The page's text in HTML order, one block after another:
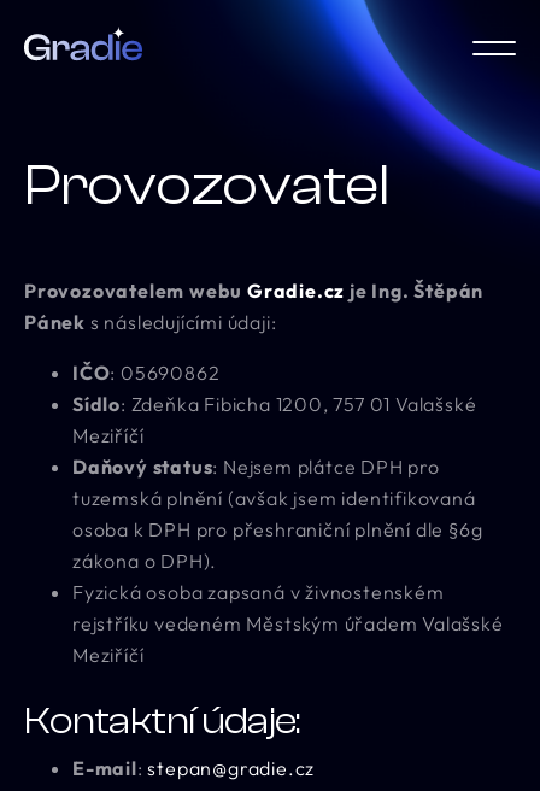
Provozovatel
Provozovatelem webuGradie.cz je Ing. Štěpán
Pánek s následujícími údaji:
IČO: 05690862
Sídlo: Zdeňka Fibicha 1200, 757 01 Valašské
Meziříčí
Daňový status: Nejsem plátce DPH pro
tuzemská plnění (avšak jsem identifikovaná
osoba k DPH pro přeshraniční plnění dle §6g
zákona o DPH).
Fyzická osoba zapsaná v živnostenském
rejstříku vedeném Městským úřadem Valašské
Meziříčí
Kontaktní údaje:
E-mail:stepan@gradie.cz